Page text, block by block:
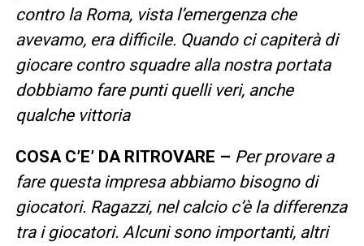
contro la Roma, vista l’emergenza che
avevamo, era difficile. Quando ci capiterà di
giocare contro squadre alla nostra portata
dobbiamo fare punti quelli veri, anche
qualche vittoria
COSA C’E’ DA RITROVARE – Per provare a
fare questa impresa abbiamo bisogno di
giocatori. Ragazzi, nel calcio c’è la differenza
tra i giocatori. Alcuni sono importanti, altri